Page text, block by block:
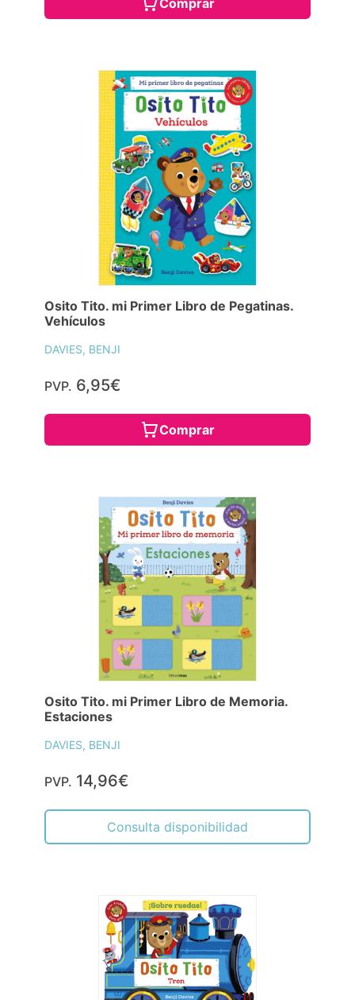
Osito Tito. mi Primer Libro de Pegatinas.
Vehículos
DAVIES, BENJI
PVP. 6,95€
Comprar
Osito Tito. mi Primer Libro de Memoria.
Estaciones
DAVIES, BENJI
PVP. 14,96€
Consulta disponibilidad